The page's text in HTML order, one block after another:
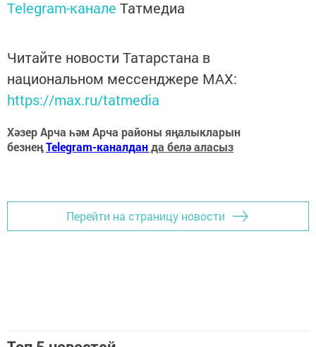
Telegram-канале Татмедиа
Читайте новости Татарстана в
национальном мессенджере MАХ:
https://max.ru/tatmedia
Хәзер Арча һәм Арча районы яңалыкларын
безнеңTelegram-каналданда белә аласыз
Перейти на страницу новости